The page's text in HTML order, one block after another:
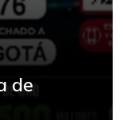
de